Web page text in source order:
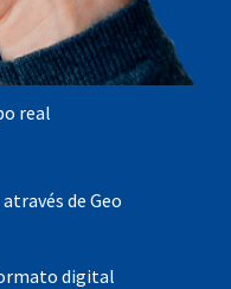
real
de Geo
digital